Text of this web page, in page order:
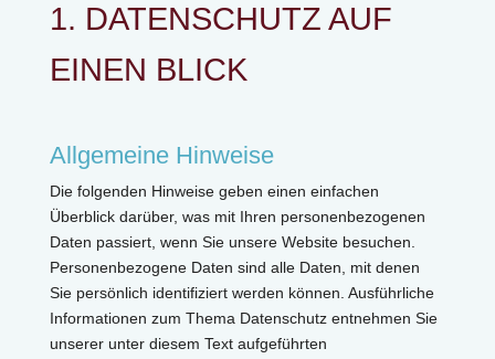
1. DATENSCHUTZ AUF
EINEN BLICK
Allgemeine Hinweise
Die folgenden Hinweise geben einen einfachen
Überblick darüber, was mit Ihren personenbezogenen
Daten passiert, wenn Sie unsere Website besuchen.
Personenbezogene Daten sind alle Daten, mit denen
Sie persönlich identifiziert werden können. Ausführliche
Informationen zum Thema Datenschutz entnehmen Sie
unserer unter diesem Text aufgeführten